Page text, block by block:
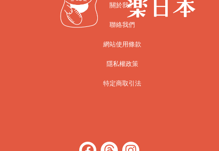
關於我們
聯絡我們
網站使用條款
隱私權政策
特定商取引法